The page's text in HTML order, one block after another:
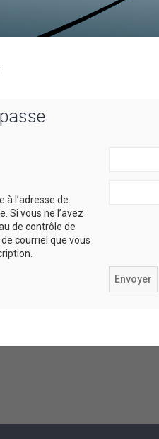
à l’adresse de
Si vous ne l’avez
de contrôle de
de courriel que vous